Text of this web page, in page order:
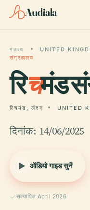
Audiala
गंतव्य UNITED
संग्रहालय
रिचमंड
रिचमंड, लंदन UNITED
दिनांक: 14/06/2025
ऑडियो गाइड सुनें
सत्यापित April 2026